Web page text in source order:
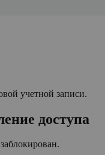
учетной записи.
доступа